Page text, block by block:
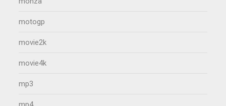
motogp
movie2k
movie4k
mp3